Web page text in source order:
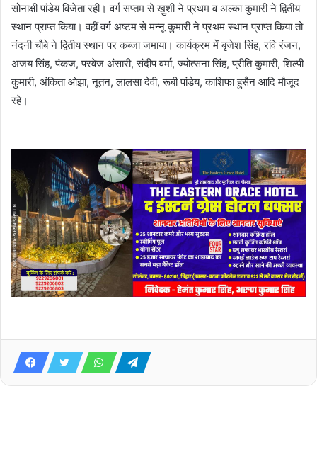
सोनाक्षी पांडेय विजेता रही। वर्ग सप्तम से ख़ुशी ने प्रथम व अल्का कुमारी ने द्वितीय
स्थान प्राप्त किया। वहीं वर्ग अष्टम से मन्नू कुमारी ने प्रथम स्थान प्राप्त किया तो
नंदनी चौबे ने द्वितीय स्थान पर कब्जा जमाया। कार्यक्रम में बृजेश सिंह, रवि रंजन,
अजय सिंह, पंकज, परवेज अंसारी, संदीप वर्मा, ज्योत्सना सिंह, प्रीति कुमारी, शिल्पी
कुमारी, अंकिता ओझा, नूतन, लालसा देवी, रूबी पांडेय, काशिफा हुसैन आदि मौजूद
रहे।